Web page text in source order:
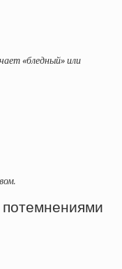
«бледный» или